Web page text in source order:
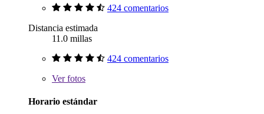
424 comentarios
Distancia estimada
11.0 millas
424 comentarios
Verfotos
Horario estándar